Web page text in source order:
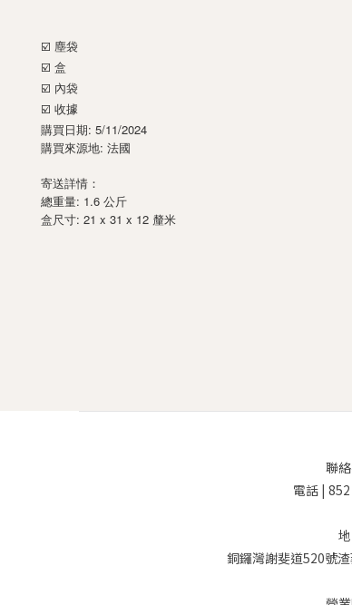
☑️ 塵袋
☑️ 盒
☑️ 內袋
☑️ 收據
購買日期: 5/11/2024
購買來源地: 法國
寄送詳情：
總重量: 1.6 公斤
盒尺寸: 21 x 31 x 12 釐米
聯
電話 |
銅鑼灣謝斐道520號